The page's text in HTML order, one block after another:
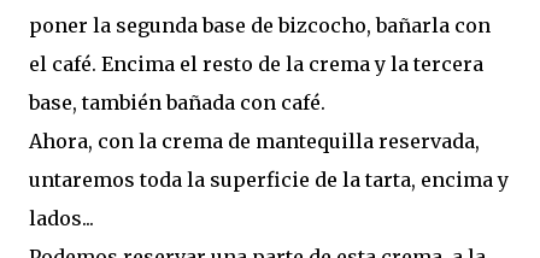
poner la segunda base de bizcocho, bañarla con
el café. Encima el resto de la crema y la tercera
base, también bañada con café.
Ahora, con la crema de mantequilla reservada,
untaremos toda la superficie de la tarta, encima y
lados...